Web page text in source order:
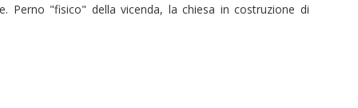
Perno "fisico" della vicenda, la chiesa in costruzione di